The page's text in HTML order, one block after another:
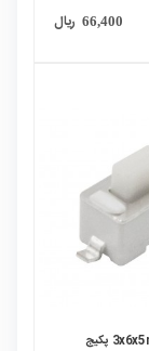
66,400 ریال
تک سوئیچ 3x6x5mm پکیج